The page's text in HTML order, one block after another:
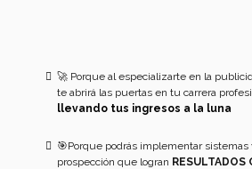
🚀 Porque al especializarte en la
te abrirá las puertas en tu carrera
llevando tus ingresos a la luna
🎯Porque podrás implementar
prospección que logran